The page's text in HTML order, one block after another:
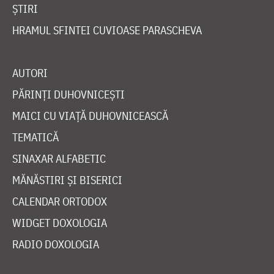
ȘTIRI
HRAMUL SFINTEI CUVIOASE PARASCHEVA
AUTORI
PĂRINȚI DUHOVNICEȘTI
MAICI CU VIAȚĂ DUHOVNICEASCĂ
TEMATICĂ
SINAXAR ALFABETIC
MĂNĂSTIRI ȘI BISERICI
CALENDAR ORTODOX
WIDGET DOXOLOGIA
RADIO DOXOLOGIA